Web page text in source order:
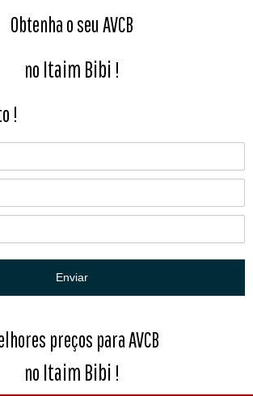
Obtenha o seu AVCB
no Itaim Bibi !
!
Enviar
preços para AVCB
no Itaim Bibi !